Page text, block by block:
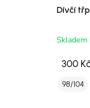
Dívčí
Skladem
300
98/104